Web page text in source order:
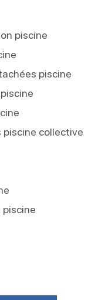
piscine
piscine
collective